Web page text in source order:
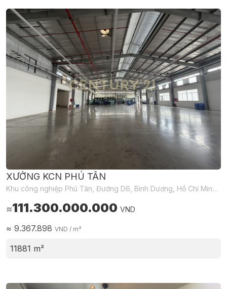
XƯỞNG KCN PHÚ TÂN
Khu công nghiệp Phú Tân, Đường D6, Bình Dương, Hồ Chí Minh, Việt Nam
≈111.300.000.000 VND
≈ 9.367.898 VND / m²
11881 m²